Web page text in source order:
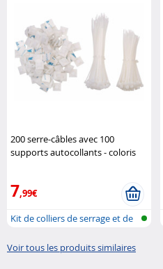
200 serre-câbles avec 100
supports autocollants - coloris
7,99€
Kit de colliers de serrage et de
Voir tous les produits similaires